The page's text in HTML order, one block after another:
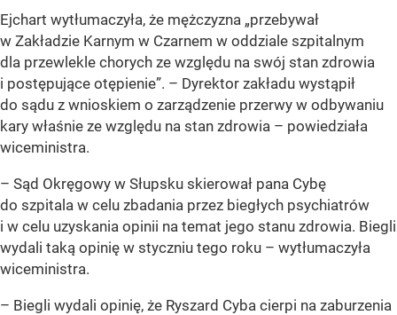
Ejchart wytłumaczyła, że mężczyzna „przebywał
w Zakładzie Karnym w Czarnem w oddziale szpitalnym
dla przewlekle chorych ze względu na swój stan zdrowia
i postępujące otępienie”. – Dyrektor zakładu wystąpił
do sądu z wnioskiem o zarządzenie przerwy w odbywaniu
kary właśnie ze względu na stan zdrowia – powiedziała
wiceministra.
– Sąd Okręgowy w Słupsku skierował pana Cybę
do szpitala w celu zbadania przez biegłych psychiatrów
i w celu uzyskania opinii na temat jego stanu zdrowia. Biegli
wydali taką opinię w styczniu tego roku – wytłumaczyła
wiceministra.
– Biegli wydali opinię, że Ryszard Cyba cierpi na zaburzenia